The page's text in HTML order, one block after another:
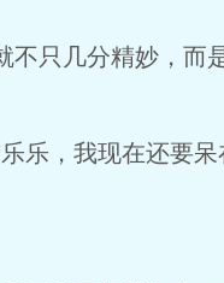
只几分精妙，而是
，我现在还要呆